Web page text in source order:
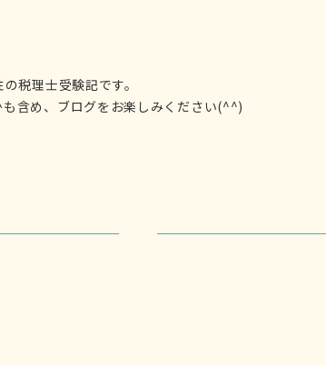
税理士受験記です。
含め、ブログをお楽しみください(^^)